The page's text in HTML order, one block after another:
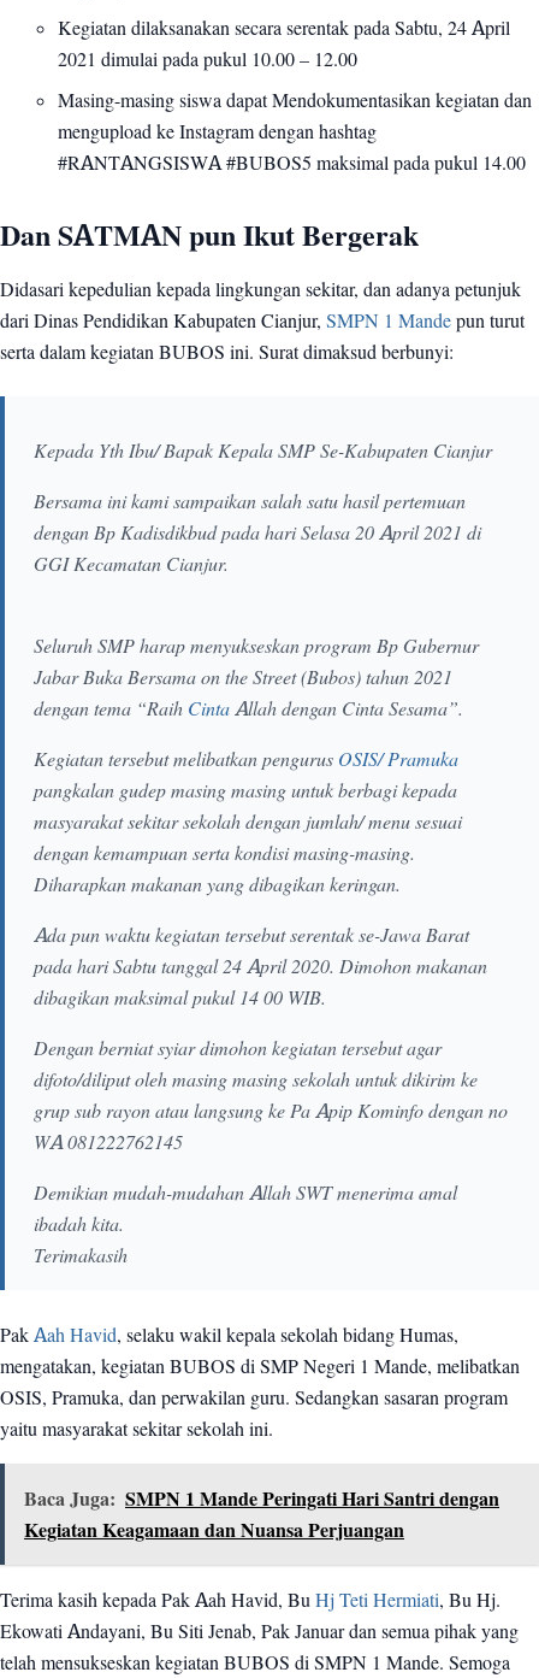
Kegiatan dilaksanakan secara serentak pada Sabtu, 24 April
2021 dimulai pada pukul 10.00 – 12.00
Masing-masing siswa dapat Mendokumentasikan kegiatan dan
mengupload ke Instagram dengan hashtag
#RANTANGSISWA #BUBOS5 maksimal pada pukul 14.00
Dan SATMAN pun Ikut Bergerak
Didasari kepedulian kepada lingkungan sekitar, dan adanya petunjuk
dari Dinas Pendidikan Kabupaten Cianjur, SMPN 1 Mande pun turut
serta dalam kegiatan BUBOS ini. Surat dimaksud berbunyi:
Kepada Yth Ibu/ Bapak Kepala SMP Se-Kabupaten Cianjur
Bersama ini kami sampaikan salah satu hasil pertemuan
dengan Bp Kadisdikbud pada hari Selasa 20 April 2021 di
GGI Kecamatan Cianjur.
Seluruh SMP harap menyukseskan program Bp Gubernur
Jabar Buka Bersama on the Street (Bubos) tahun 2021
dengan tema “Raih Cinta Allah dengan Cinta Sesama”.
Kegiatan tersebut melibatkan pengurus OSIS/ Pramuka
pangkalan gudep masing masing untuk berbagi kepada
masyarakat sekitar sekolah dengan jumlah/ menu sesuai
dengan kemampuan serta kondisi masing-masing.
Diharapkan makanan yang dibagikan keringan.
Ada pun waktu kegiatan tersebut serentak se-Jawa Barat
pada hari Sabtu tanggal 24 April 2020. Dimohon makanan
dibagikan maksimal pukul 14 00 WIB.
Dengan berniat syiar dimohon kegiatan tersebut agar
difoto/diliput oleh masing masing sekolah untuk dikirim ke
grup sub rayon atau langsung ke Pa Apip Kominfo dengan no
WA 081222762145
Demikian mudah-mudahan Allah SWT menerima amal
ibadah kita.
Terimakasih
Pak Aah Havid, selaku wakil kepala sekolah bidang Humas,
mengatakan, kegiatan BUBOS di SMP Negeri 1 Mande, melibatkan
OSIS, Pramuka, dan perwakilan guru. Sedangkan sasaran program
yaitu masyarakat sekitar sekolah ini.
Baca Juga: SMPN 1 Mande Peringati Hari Santri dengan
Kegiatan Keagamaan dan Nuansa Perjuangan
Terima kasih kepada Pak Aah Havid, Bu Hj Teti Hermiati, Bu Hj.
Ekowati Andayani, Bu Siti Jenab, Pak Januar dan semua pihak yang
telah mensukseskan kegiatan BUBOS di SMPN 1 Mande. Semoga